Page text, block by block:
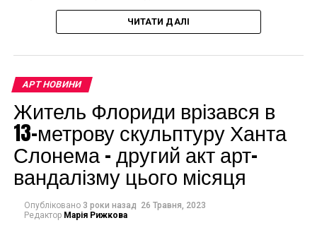
который показал всему миру, что теперь не имеет
значения, как ты владеешь какой-либо живописной
техникой – главным становится новизна
мурал, що може коштувати до чверті мільйона
доларів.
ЧИТАТИ ДАЛІ
АРТ НОВИНИ
Житель Флориди врізався в
13-метрову скульптуру Ханта
Слонема – другий акт арт-
вандалізму цього місяця
Опубліковано 3 роки назад 26 Травня, 2023
Редактор Марія Рижкова